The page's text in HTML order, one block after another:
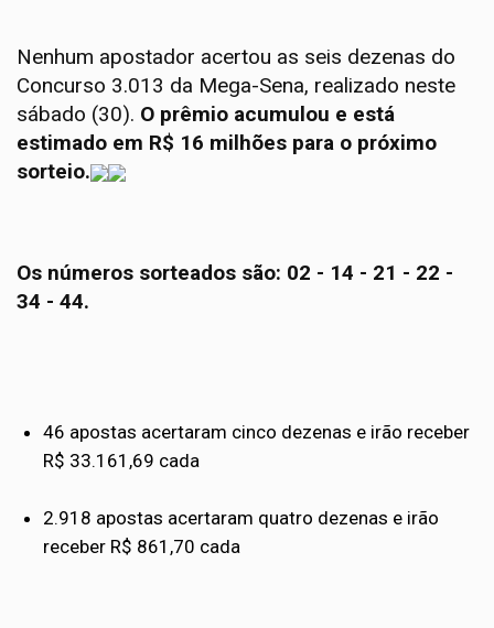
Nenhum apostador acertou as seis dezenas do
Concurso 3.013 da Mega-Sena, realizado neste
sábado (30). O prêmio acumulou e está
estimado em R$ 16 milhões para o próximo
sorteio.
Os números sorteados são: 02 - 14 - 21 - 22 -
34 - 44.
46 apostas acertaram cinco dezenas e irão receber
R$ 33.161,69 cada
2.918 apostas acertaram quatro dezenas e irão
receber R$ 861,70 cada